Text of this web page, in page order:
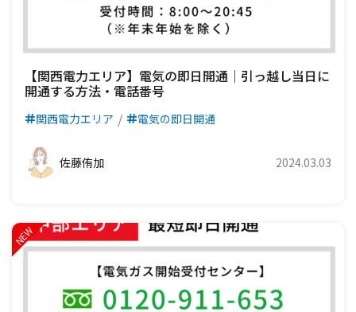
【関西電力エリア】電気の即日開通｜引っ越し当日に
開通する方法・電話番号
関西電力エリア 電気の即日開通
佐藤侑加 2024.03.03